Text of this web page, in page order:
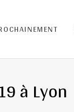
à Lyon